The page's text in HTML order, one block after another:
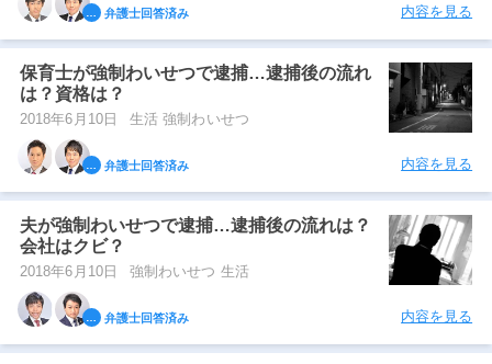
弁護士回答済み 内容を見る
保育士が強制わいせつで逮捕…逮捕後の流れ
は？資格は？
2018年6月10日 生活 強制わいせつ
弁護士回答済み 内容を見る
夫が強制わいせつで逮捕…逮捕後の流れは？
会社はクビ？
2018年6月10日 強制わいせつ 生活
弁護士回答済み 内容を見る